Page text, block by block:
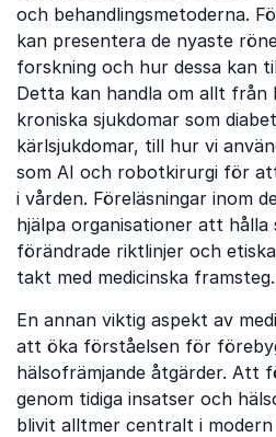
och behandlingsmetoderna.
kan presentera de nyaste
forskning och hur dessa kan
Detta kan handla om allt från
kroniska sjukdomar som
kärlsjukdomar, till hur vi
som AI och robotkirurgi för
i vården. Föreläsningar inom
hjälpa organisationer att hålla
förändrade riktlinjer och
takt med medicinska framsteg.
En annan viktig aspekt av
att öka förståelsen för
hälsofrämjande åtgärder. Att
genom tidiga insatser och
blivit alltmer centralt i modern